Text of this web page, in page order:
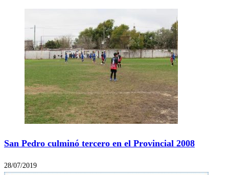
San Pedro culminó tercero en el Provincial 2008
28/07/2019